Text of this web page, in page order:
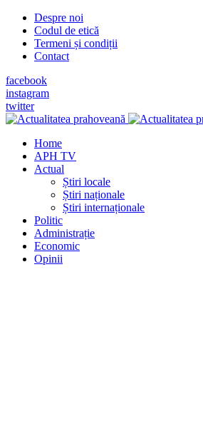
Despre noi
Codul de etică
Termeni și condiții
Contact
facebook
instagram
twitter
Home
APH TV
Actual
Știri locale
Știri naționale
Știri internaționale
Politic
Administrație
Economic
Opinii